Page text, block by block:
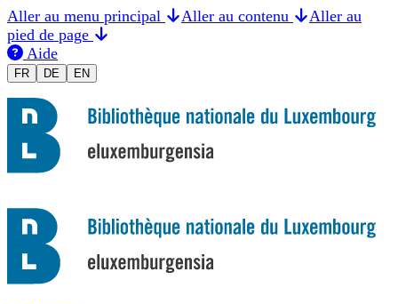
Aller au menu principal Aller au contenu
Aller au
pied de page
Aide
FRChanger la langue en Français
DE Sprache auf Deutsch ändern
ENSwitch to English